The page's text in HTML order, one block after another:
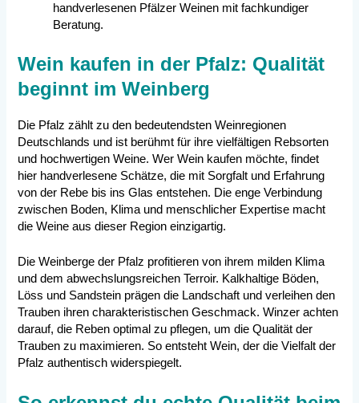
handverlesenen Pfälzer Weinen mit fachkundiger
Beratung.
Wein kaufen in der Pfalz: Qualität
beginnt im Weinberg
Die Pfalz zählt zu den bedeutendsten Weinregionen
Deutschlands und ist berühmt für ihre vielfältigen Rebsorten
und hochwertigen Weine. Wer Wein kaufen möchte, findet
hier handverlesene Schätze, die mit Sorgfalt und Erfahrung
von der Rebe bis ins Glas entstehen. Die enge Verbindung
zwischen Boden, Klima und menschlicher Expertise macht
die Weine aus dieser Region einzigartig.
Die Weinberge der Pfalz profitieren von ihrem milden Klima
und dem abwechslungsreichen Terroir. Kalkhaltige Böden,
Löss und Sandstein prägen die Landschaft und verleihen den
Trauben ihren charakteristischen Geschmack. Winzer achten
darauf, die Reben optimal zu pflegen, um die Qualität der
Trauben zu maximieren. So entsteht Wein, der die Vielfalt der
Pfalz authentisch widerspiegelt.